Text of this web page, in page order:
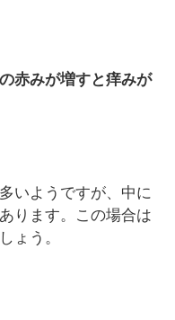
赤みが増すと痒みが
いようですが、中に
ります。この場合は
ょう。